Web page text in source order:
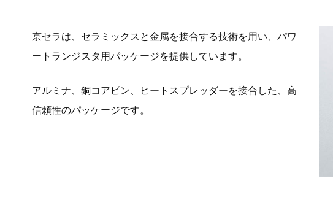
京セラは、セラミックスと金属を接合する技術を用い、パワ
ートランジスタ用パッケージを提供しています。
アルミナ、銅コアピン、ヒートスプレッダーを接合した、高
信頼性のパッケージです。